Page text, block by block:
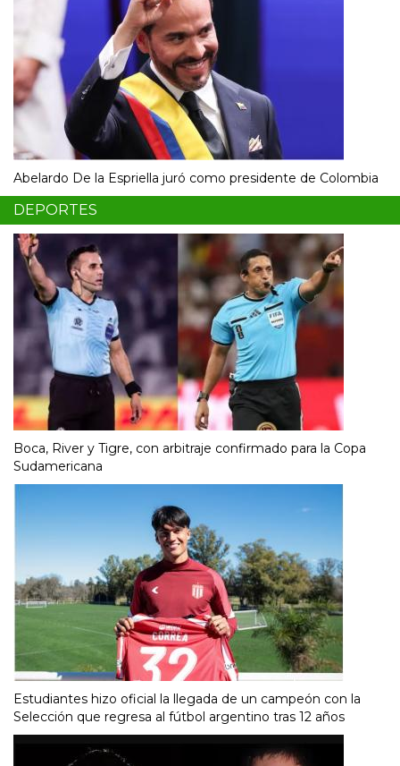
Abelardo De la Espriella juró como presidente de Colombia
DEPORTES
Boca, River y Tigre, con arbitraje confirmado para la Copa
Sudamericana
Estudiantes hizo oficial la llegada de un campeón con la
Selección que regresa al fútbol argentino tras 12 años